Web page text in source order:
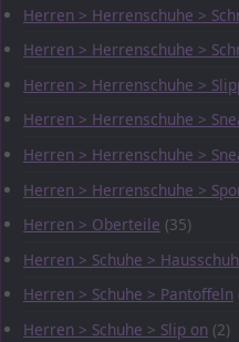
Herren > Herrenschuhe >
Herren > Herrenschuhe >
Herren > Herrenschuhe >
Herren > Herrenschuhe >
Herren > Herrenschuhe >
Herren > Herrenschuhe >
Herren > Oberteile (35)
Herren > Schuhe >
Herren > Schuhe > Pantoffeln
Herren > Schuhe > Slip on (2)